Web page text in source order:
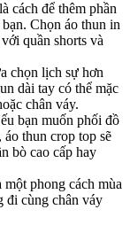
cách để thêm phần
Chọn áo thun in
quần shorts và
chọn lịch sự hơn
dài tay có thể mặc
chân váy.
bạn muốn phối đồ
thun crop top sẽ
bò cao cấp hay
phong cách mùa
đi cùng chân váy